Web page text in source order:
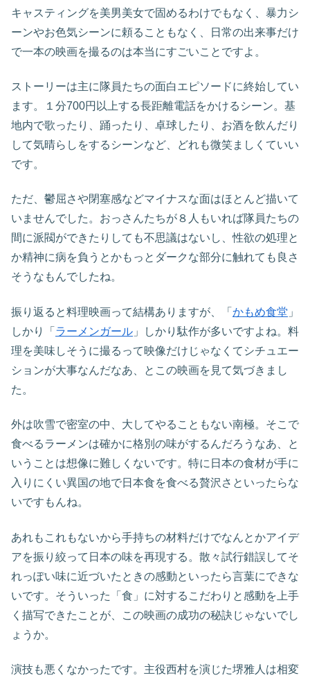
キャスティングを美男美女で固めるわけでもなく、暴力シ
ーンやお色気シーンに頼ることもなく、日常の出来事だけ
で一本の映画を撮るのは本当にすごいことですよ。
ストーリーは主に隊員たちの面白エピソードに終始してい
ます。１分700円以上する長距離電話をかけるシーン。基
地内で歌ったり、踊ったり、卓球したり、お酒を飲んだり
して気晴らしをするシーンなど、どれも微笑ましくていい
です。
ただ、鬱屈さや閉塞感などマイナスな面はほとんど描いて
いませんでした。おっさんたちが８人もいれば隊員たちの
間に派閥ができたりしても不思議はないし、性欲の処理と
か精神に病を負うとかもっとダークな部分に触れても良さ
そうなもんでしたね。
振り返ると料理映画って結構ありますが、「 かもめ食堂 」
しかり「 ラーメンガール 」しかり駄作が多いですよね。料
理を美味しそうに撮るって映像だけじゃなくてシチュエー
ションが大事なんだなあ、とこの映画を見て気づきまし
た。
外は吹雪で密室の中、大してやることもない南極。そこで
食べるラーメンは確かに格別の味がするんだろうなあ、と
いうことは想像に難しくないです。特に日本の食材が手に
入りにくい異国の地で日本食を食べる贅沢さといったらな
いですもんね。
あれもこれもないから手持ちの材料だけでなんとかアイデ
アを振り絞って日本の味を再現する。散々試行錯誤してそ
れっぽい味に近づいたときの感動といったら言葉にできな
いです。そういった「食」に対するこだわりと感動を上手
く描写できたことが、この映画の成功の秘訣じゃないでし
ょうか。
演技も悪くなかったです。主役西村を演じた堺雅人は相変